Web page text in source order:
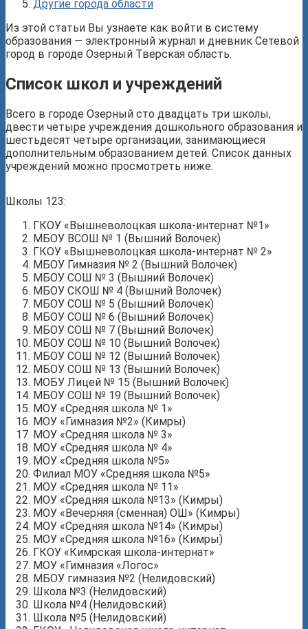
Другие города области
Из этой статьи Вы узнаете как войти в систему
образования — электронный журнал и дневник Сетевой
город в городе Озерный Тверская область.
Список школ и учреждений
Всего в городе Озерный сто двадцать три школы,
двести четыре учреждения дошкольного образования и
шестьдесят четыре организации, занимающиеся
дополнительным образованием детей. Список данных
учреждений можно просмотреть ниже.
Школы 123:
ГКОУ «Вышневолоцкая школа-интернат №1»
МБОУ ВСОШ № 1 (Вышний Волочек)
ГКОУ «Вышневолоцкая школа-интернат № 2»
МБОУ Гимназия № 2 (Вышний Волочек)
МБОУ СОШ № 3 (Вышний Волочек)
МБОУ СКОШ № 4 (Вышний Волочек)
МБОУ СОШ № 5 (Вышний Волочек)
МБОУ СОШ № 6 (Вышний Волочек)
МБОУ СОШ № 7 (Вышний Волочек)
МБОУ СОШ № 10 (Вышний Волочек)
МБОУ СОШ № 12 (Вышний Волочек)
МБОУ СОШ № 13 (Вышний Волочек)
МОБУ Лицей № 15 (Вышний Волочек)
МБОУ СОШ № 19 (Вышний Волочек)
МОУ «Средняя школа № 1»
МОУ «Гимназия №2» (Кимры)
МОУ «Средняя школа № 3»
МОУ «Средняя школа № 4»
МОУ «Средняя школа №5»
Филиал МОУ «Средняя школа №5»
МОУ «Средняя школа № 11»
МОУ «Средняя школа №13» (Кимры)
МОУ «Вечерняя (сменная) ОШ» (Кимры)
МОУ «Средняя школа №14» (Кимры)
МОУ «Средняя школа №16» (Кимры)
ГКОУ «Кимрская школа-интернат»
МОУ «Гимназия «Логос»
МБОУ гимназия №2 (Нелидовский)
Школа №3 (Нелидовский)
Школа №4 (Нелидовский)
Школа №5 (Нелидовский)